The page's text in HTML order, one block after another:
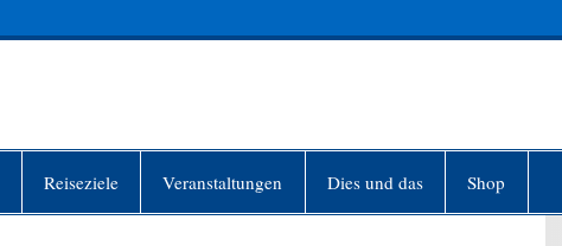
Reiseziele Veranstaltungen Dies und das Shop